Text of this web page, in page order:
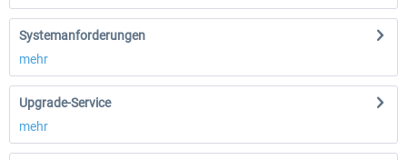
Systemanforderungen
mehr
Upgrade-Service
mehr